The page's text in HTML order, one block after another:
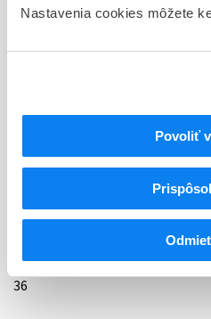
Nastavenia cookies môžete
Povoliť
Indikačná skupina
N04
Antiparkinsoniká
Dopamínergické
N04BC
Agonisty
Pramipexol
Exspirácia
36